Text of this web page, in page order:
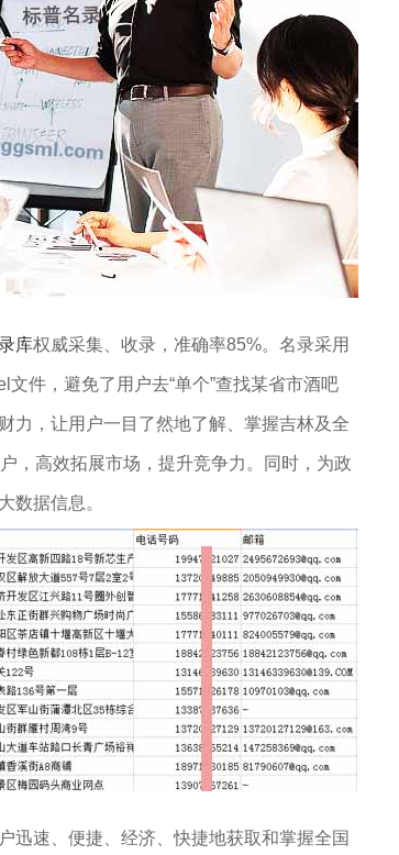
库权威采集、收录，准确率85%。名录采用
件，避免了用户去“单个”查找某省市酒吧
力，让用户一目了然地了解、掌握吉林及全
，高效拓展市场，提升竞争力。同时，为政
数据信息。
迅速、便捷、经济、快捷地获取和掌握全国